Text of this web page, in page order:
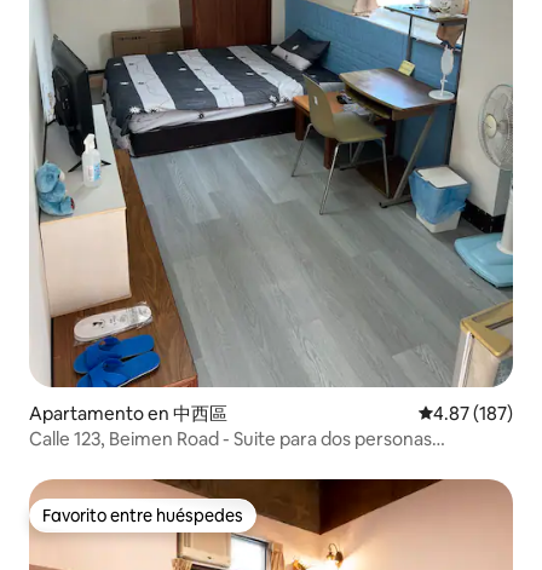
Apartamento en 中西區 Calificación
4.87 (187)
Calle 123, Beimen Road - Suite para dos personas
estación de tren de Tainan :) ¡Los clientes que regresan
deben enviar un mensaje privado para obtener un
descuento!
Favorito entre huéspedes
Favorito entre huéspedes